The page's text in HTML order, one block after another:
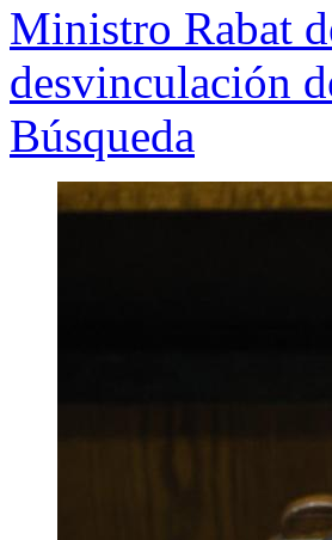
Ministro Rabat
desvinculación
Búsqueda